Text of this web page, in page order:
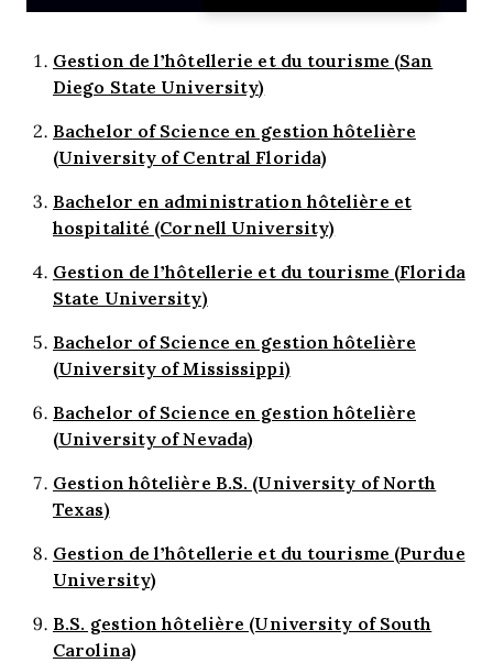
Gestion de l’hôtellerie et du tourisme (San
Diego State University)
Bachelor of Science en gestion hôtelière
(University of Central Florida)
Bachelor en administration hôtelière et
hospitalité (Cornell University)
Gestion de l’hôtellerie et du tourisme (Florida
State University)
Bachelor of Science en gestion hôtelière
(University of Mississippi)
Bachelor of Science en gestion hôtelière
(University of Nevada)
Gestion hôtelière B.S. (University of North
Texas)
Gestion de l’hôtellerie et du tourisme (Purdue
University)
B.S. gestion hôtelière (University of South
Carolina)